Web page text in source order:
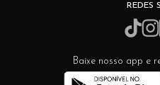
REDES
Baixe nosso app e